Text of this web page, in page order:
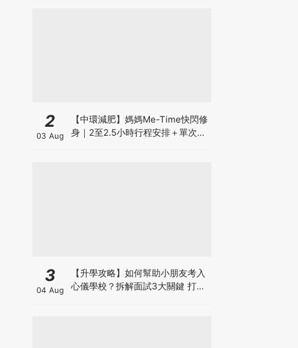
2
03 Aug
【中環減肥】媽媽Me-Time快閃修
身｜2至2.5小時行程安排＋單次收
3
04 Aug
【升學攻略】如何幫助小朋友考入
心儀學校？拆解面試3大關鍵 打好